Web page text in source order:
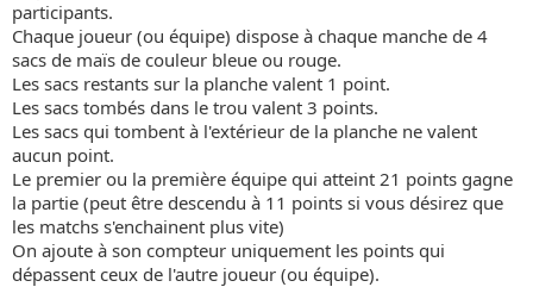
participants.
Chaque joueur (ou équipe) dispose à chaque manche de 4
sacs de maïs de couleur bleue ou rouge.
Les sacs restants sur la planche valent 1 point.
Les sacs tombés dans le trou valent 3 points.
Les sacs qui tombent à l'extérieur de la planche ne valent
aucun point.
Le premier ou la première équipe qui atteint 21 points gagne
la partie (peut être descendu à 11 points si vous désirez que
les matchs s'enchainent plus vite)
On ajoute à son compteur uniquement les points qui
dépassent ceux de l'autre joueur (ou équipe).